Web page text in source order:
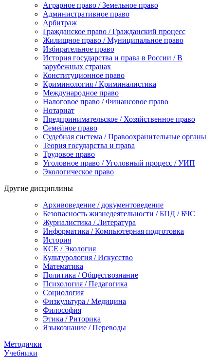
Аграрное право / Земельное право
Административное право
Арбитраж
Гражданское право / Гражданский процесс
Жилищное право / Муниципальное право
Избирательное право
История государства и права в России / В
зарубежных странах
Конституционное право
Криминология / Криминалистика
Международное право
Налоговое право / Финансовое право
Нотариат
Предпринимательское / Хозяйственное право
Семейное право
Судебная система / Правоохранительные органы
Теория государства и права
Трудовое право
Уголовное право / Уголовный процесс / УИП
Экологическое право
Другие дисциплины
Архивоведение / документоведение
Безопасность жизнедеятельности / БПД / БЧС
Журналистика / Литература
Информатика / Компьютерная подготовка
История
КСЕ / Экология
Культурология / Искусство
Математика
Политика / Обществознание
Психология / Педагогика
Социология
Физкультура / Медицина
Философия
Этика / Риторика
Языкознание / Переводы
Методички
Учебники